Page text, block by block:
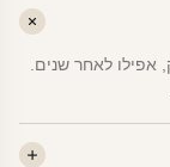
אפילו לאחר שנים.